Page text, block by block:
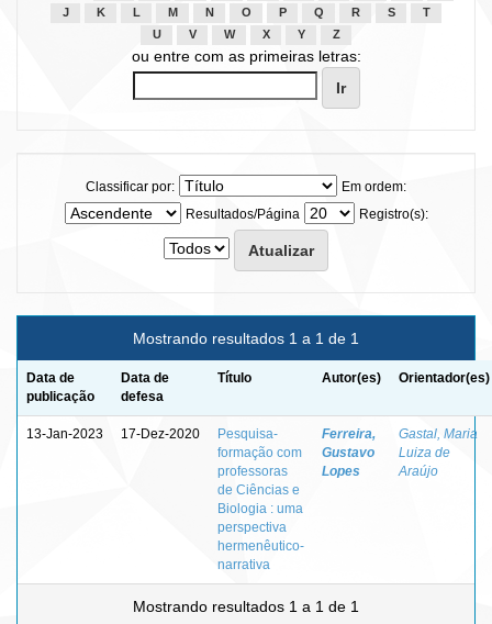
J
K L M N O P Q R S
T
U
V W X Y Z
ou entre com as primeiras letras:
Classificar por:
Em ordem:
Resultados/Página
Registro(s):
Mostrando resultados 1 a 1 de 1
Data de
publicação
Data de
defesa
Título Autor(es) Orientador(es)
13-Jan-2023 17-Dez-2020
Pesquisa-
formação com
professoras
de Ciências e
Biologia : uma
perspectiva
hermenêutico-
narrativa
Ferreira,
Gustavo
Lopes
Gastal, Maria
Luiza de
Araújo
Mostrando resultados 1 a 1 de 1